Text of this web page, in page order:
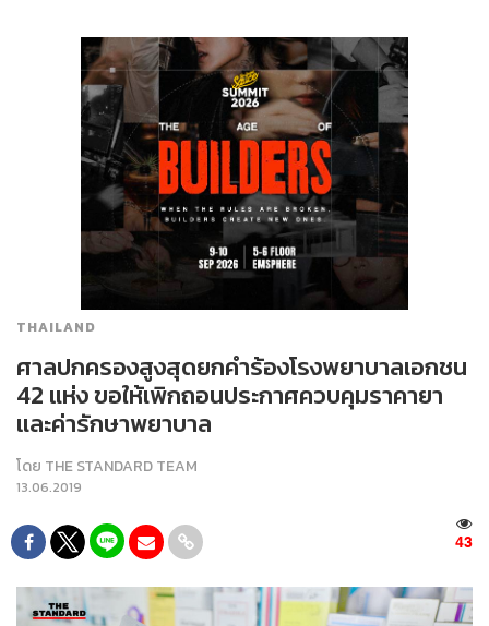
THAILAND
ศาลปกครองสูงสุดยกคำร้องโรงพยาบาลเอกชน
42 แห่ง ขอให้เพิกถอนประกาศควบคุมราคายา
และค่ารักษาพยาบาล
โดย THE STANDARD TEAM
13.06.2019
43